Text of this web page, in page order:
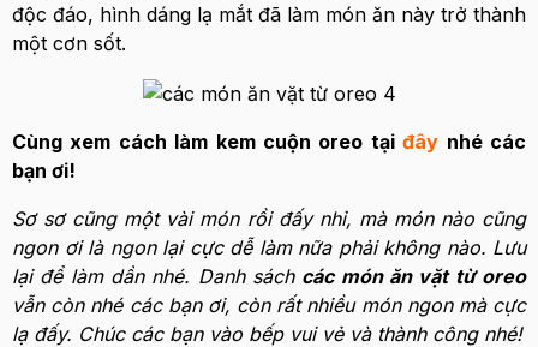
độc đáo, hình dáng lạ mắt đã làm món ăn này trở thành
một cơn sốt.
Cùng xem cách làm kem cuộn oreo tạiđây nhé các
bạn ơi!
Sơ sơ cũng một vài món rồi đấy nhỉ, mà món nào cũng
ngon ơi là ngon lại cực dễ làm nữa phải không nào. Lưu
lại để làm dần nhé. Danh sách các món ăn vặt từ oreo
vẫn còn nhé các bạn ơi, còn rất nhiều món ngon mà cực
lạ đấy. Chúc các bạn vào bếp vui vẻ và thành công nhé!